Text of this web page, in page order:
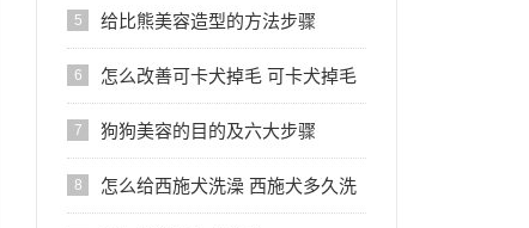
意事项
5 给比熊美容造型的方法步骤
6 怎么改善可卡犬掉毛 可卡犬掉毛
怎么办
7 狗狗美容的目的及六大步骤
8 怎么给西施犬洗澡 西施犬多久洗